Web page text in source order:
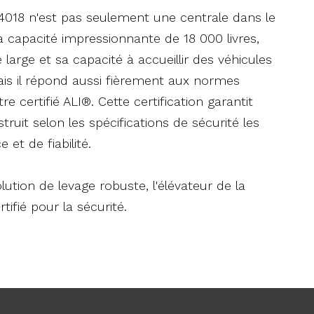
n'est pas seulement une centrale dans le
impressionnante de 18 000 livres,
et sa capacité à accueillir des véhicules
il répond aussi fièrement aux normes
certifié ALI®. Cette certification garantit
selon les spécifications de sécurité les
et de fiabilité.
de levage robuste, l'élévateur de la
pour la sécurité.